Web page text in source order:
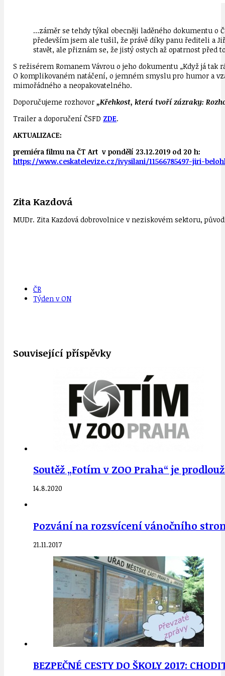
…záměr se tehdy týkal obecněji laděného dokumentu o
především jsem ale tušil, že právě díky panu řediteli a
stavět, ale přiznám se, že jistý ostych až opatrnost
S režisérem Romanem Vávrou o jeho dokumentu „Když já
O komplikovaném natáčení, o jemném smyslu pro humor a
mimořádného a neopakovatelného.
Doporučujeme rozhovor „Křehkost, která tvoří zázraky:
Trailer a doporučení ČSFD ZDE.
AKTUALIZACE:
premiéra filmu na ČT Art v pondělí 23.12.2019 od 20 h:
https://www.ceskatelevize.cz/ivysilani/11566785497-jiri-
Zita Kazdová
MUDr. Zita Kazdová dobrovolnice v neziskovém sektoru,
ČR
Týden v ON
Související příspěvky
Soutěž „Fotím v ZOO Praha“ je
14.8.2020
Pozvání na rozsvícení vánočního
21.11.2017
BEZPEČNÉ CESTY DO ŠKOLY 2017: